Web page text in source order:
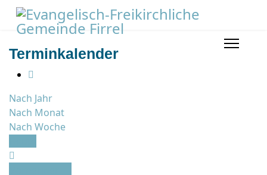
Terminkalender
Nach Jahr
Nach Monat
Nach Woche